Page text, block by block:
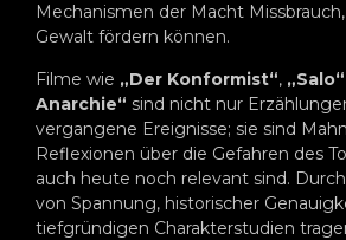
Mechanismen der Macht
Gewalt fördern können.
Filme wie „Der Konformist“, „Salo“
Anarchie“ sind nicht nur
vergangene Ereignisse; sie sind
Reflexionen über die Gefahren des
auch heute noch relevant sind.
von Spannung, historischer
tiefgründigen Charakterstudien